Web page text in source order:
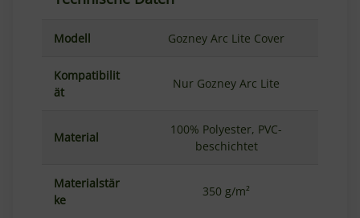
Modell Gozney Arc Lite Cover
Kompatibilit
ät
Nur Gozney Arc Lite
Material
100% Polyester, PVC-
beschichtet
Materialstär
ke
350 g/m²